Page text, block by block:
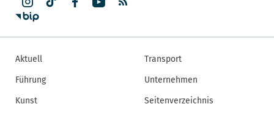
Aktuell
Führung
Kunst
Transport
Unternehmen
Seitenverzeichnis